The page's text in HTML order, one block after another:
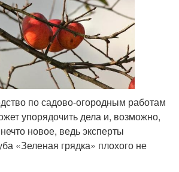
по садово-огородным работам
упорядочить дела и, возможно,
новое, ведь эксперты
«Зеленая грядка» плохого не